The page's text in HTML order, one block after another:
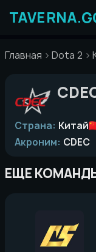
содержимому
Главная Dota 2
Страна: Китай
Акроним: CDEC
ЕЩЕ